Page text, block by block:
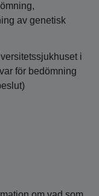
av genetisk
i
för bedömning